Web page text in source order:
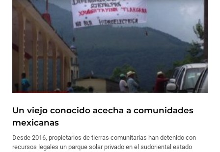
Un viejo conocido acecha a comunidades
mexicanas
Desde 2016, propietarios de tierras comunitarias han detenido con
recursos legales un parque solar privado en el sudoriental estado